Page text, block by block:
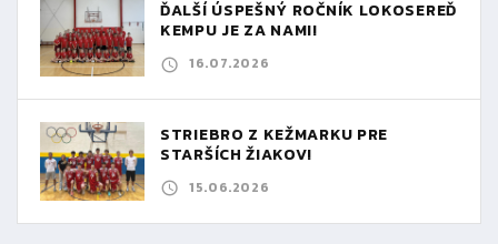
ĎALŠÍ ÚSPEŠNÝ ROČNÍK LOKOSEREĎ
KEMPU JE ZA NAMI!
16.07.2026
STRIEBRO Z KEŽMARKU PRE
STARŠÍCH ŽIAKOV!
15.06.2026